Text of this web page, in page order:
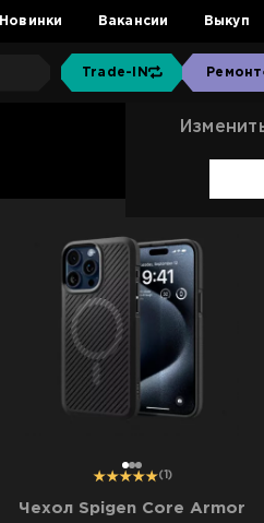
Новинки Вакансии Выкуп
Trade-IN Ремонт
12 3 (1)
Чехол Spigen Core Armor